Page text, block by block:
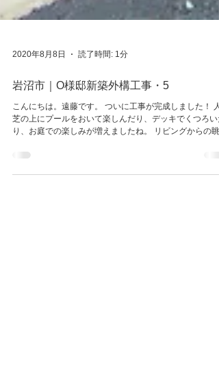
岩沼市｜O様邸新築外構工事・5
こんにちは。遠藤です。 ついに工事が完成しました！ 人
り、お庭での楽しみが増えましたね。 リビングからの眺